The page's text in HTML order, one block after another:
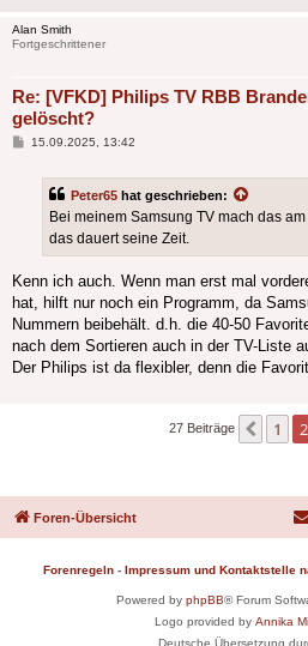
Alan Smith
Fortgeschrittener
Re: [VFKD] Philips TV RBB
gelöscht?
Beitrag
15.09.2025, 13:42
Peter65 hat geschrieben:
Bei meinem Samsung TV mach das
das dauert seine Zeit.
Kenn ich auch. Wenn man erst mal
hat, hilft nur noch ein Programm, da
Nummern beibehält. d.h. die 40-50
nach dem Sortieren auch in der TV-Liste
Der Philips ist da flexibler, denn die
27 Beiträge 1 2
Foren-Übersicht
Forenregeln - Impressum und Kontaktstelle
Powered by phpBB® Forum
Logo provided by Annika